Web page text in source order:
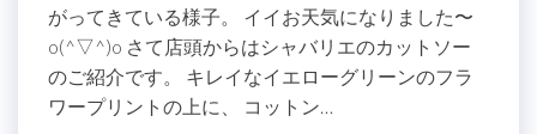
がってきている様子。 イイお天気になりました〜
o(^▽^)o さて店頭からはシャバリエのカットソー
のご紹介です。 キレイなイエローグリーンのフラ
ワープリントの上に、 コットン…